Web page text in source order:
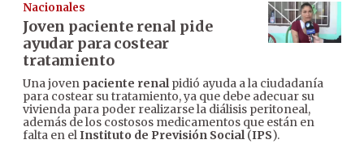
Nacionales
Joven paciente renal pide
ayudar para costear
tratamiento
Una joven paciente renalpidió ayuda a la ciudadanía
para costear su tratamiento, ya que debe adecuar su
vivienda para poder realizarse la diálisis peritoneal,
además de los costosos medicamentos que están en
falta en elInstituto de Previsión Social(IPS).